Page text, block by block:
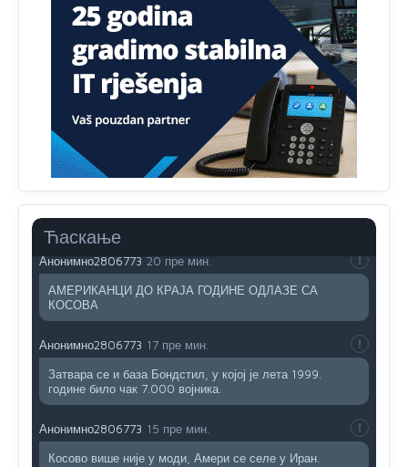
Ћаскање
Анонимно2806419 4:51
биће увек држава за турчина који овде уноси немир
Анонимно2806552 5:39
nije mujo turcin, mujo ue bendasr
Анонимно2806721
39 пре мин.
Možete sebi umisliti da je i Kosovo dio Srbije al
ste nebeski narod
Анонимно2806773 20 пре мин.
АМЕРИКАНЦИ ДО КРАЈА ГОДИНЕ ОДЛАЗЕ СА
КОСОВА
Анонимно2806773 17 пре мин.
Затвара се и база Бондстил, у којој је лета 1999.
године било чак 7.000 војника.
Анонимно2806773 15 пре мин.
Косово више није у моди, Амери се селе у Иран.